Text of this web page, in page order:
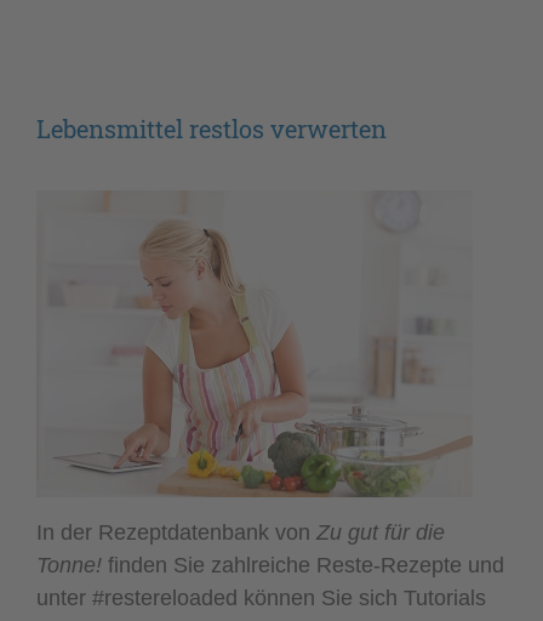
Lebensmittel restlos verwerten
In der Rezeptdatenbank von Zu gut für die
Tonne! finden Sie zahlreiche Reste-Rezepte und
unter #restereloaded können Sie sich Tutorials